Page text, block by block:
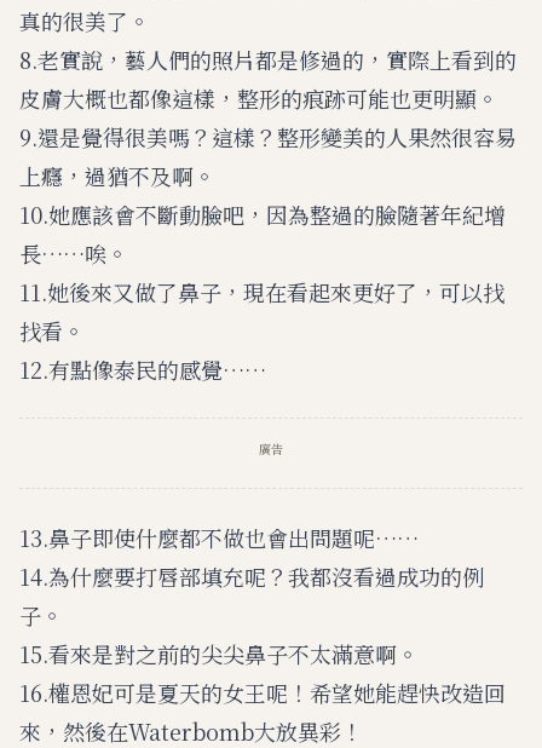
真的很美了。
8.老實說，藝人們的照片都是修過的，實際上看到的
皮膚大概也都像這樣，整形的痕跡可能也更明顯。
9.還是覺得很美嗎？這樣？整形變美的人果然很容易
上癮，過猶不及啊。
10.她應該會不斷動臉吧，因為整過的臉隨著年紀增
長……唉。
11.她後來又做了鼻子，現在看起來更好了，可以找
找看。
12.有點像泰民的感覺……
廣告
13.鼻子即使什麼都不做也會出問題呢……
14.為什麼要打唇部填充呢？我都沒看過成功的例
子。
15.看來是對之前的尖尖鼻子不太滿意啊。
16.權恩妃可是夏天的女王呢！希望她能趕快改造回
來，然後在Waterbomb大放異彩！